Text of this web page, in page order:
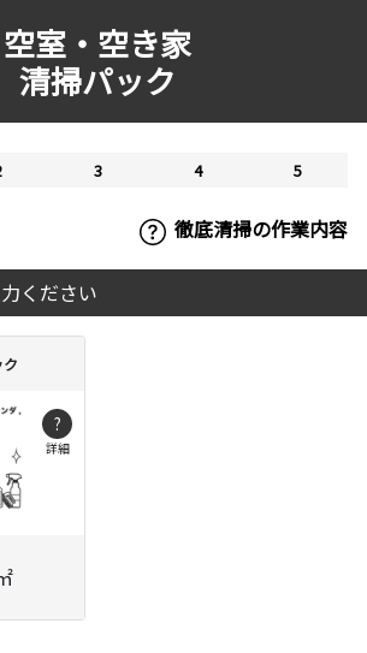
空室・空き家
清掃パック
3 4 5
徹底清掃の作業内容
ください
?
詳細